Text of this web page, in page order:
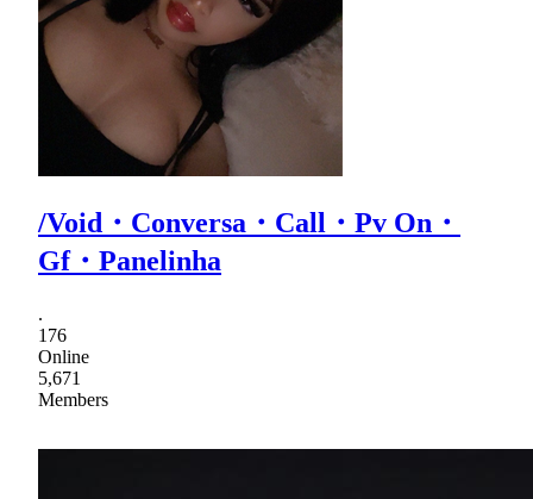
/Void・Conversa・Call・Pv On・
Gf・Panelinha
.
176
Online
5,671
Members